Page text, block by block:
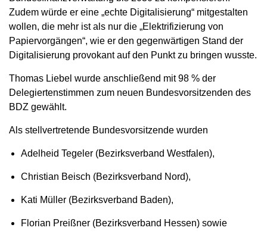
Zudem würde er eine „echte Digitalisierung“ mitgestalten
wollen, die mehr ist als nur die „Elektrifizierung von
Papiervorgängen“, wie er den gegenwärtigen Stand der
Digitalisierung provokant auf den Punkt zu bringen wusste.
Thomas Liebel wurde anschließend mit 98 % der
Delegiertenstimmen zum neuen Bundesvorsitzenden des
BDZ gewählt.
Als stellvertretende Bundesvorsitzende wurden
Adelheid Tegeler (Bezirksverband Westfalen),
Christian Beisch (Bezirksverband Nord),
Kati Müller (Bezirksverband Baden),
Florian Preißner (Bezirksverband Hessen) sowie